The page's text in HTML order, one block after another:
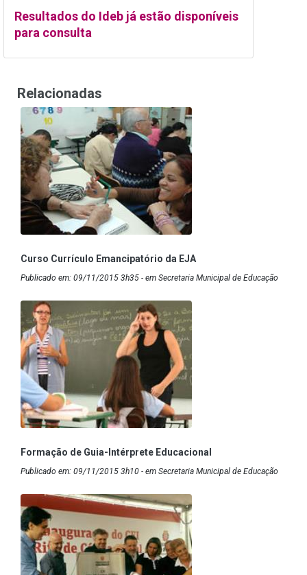
Resultados do Ideb já estão disponíveis
para consulta
Relacionadas
Curso Currículo Emancipatório da EJA
Publicado em: 09/11/2015 3h35 - em Secretaria Municipal de Educação
Formação de Guia-Intérprete Educacional
Publicado em: 09/11/2015 3h10 - em Secretaria Municipal de Educação